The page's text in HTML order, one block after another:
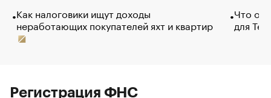
Как налоговики ищут доходы
неработающих покупателей яхт и квартир
Что
для
Регистрация ФНС